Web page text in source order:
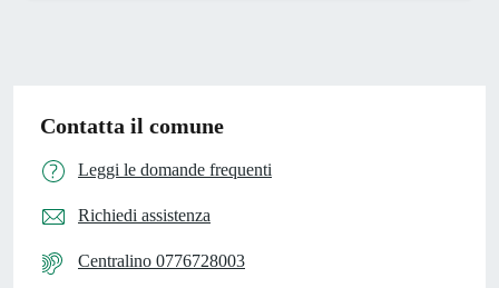
Contatta il comune
Leggi le domande frequenti
Richiedi assistenza
Centralino 0776728003